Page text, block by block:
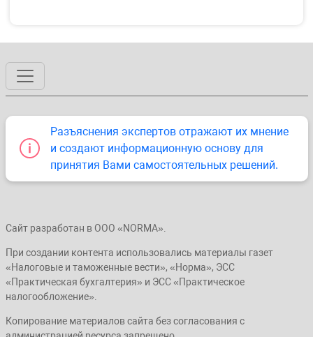
Разъяснения экспертов отражают их мнение
и создают информационную основу для
принятия Вами самостоятельных решений.
Сайт разработан в ООО «NORMA».
При создании контента использовались материалы газет
«Налоговые и таможенные вести», «Норма», ЭСС
«Практическая бухгалтерия» и ЭСС «Практическое
налогообложение».
Копирование материалов сайта без согласования с